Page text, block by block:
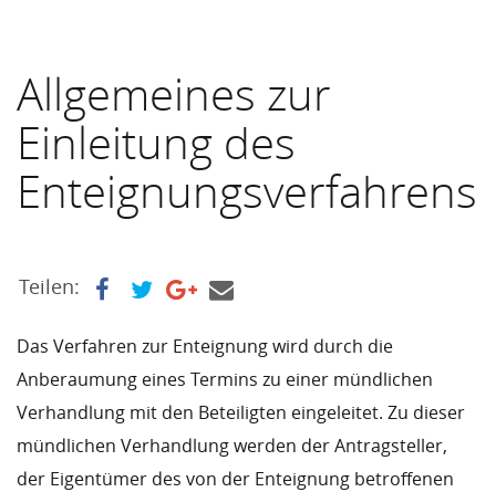
Allgemeines zur
Einleitung des
Enteignungsverfahrens
Teilen:
Das Verfahren zur Enteignung wird durch die
Anberaumung eines Termins zu einer mündlichen
Verhandlung mit den Beteiligten eingeleitet. Zu dieser
mündlichen Verhandlung werden der Antragsteller,
der Eigentümer des von der Enteignung betroffenen